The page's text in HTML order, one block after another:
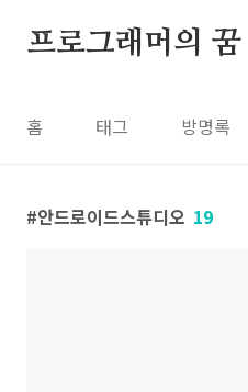
프로그래머의 꿈
홈 태그 방명록
안드로이드스튜디오 19